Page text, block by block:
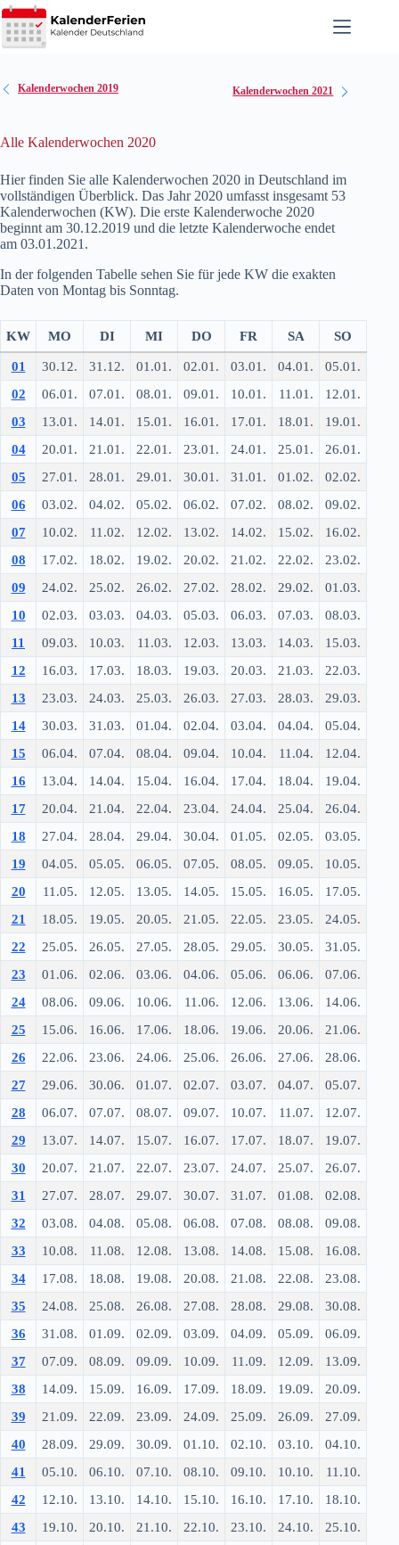
Zum
Inhalt
springen
Kalenderwochen 2019 Kalenderwochen 2021
Alle Kalenderwochen 2020
Hier finden Sie alle Kalenderwochen 2020 in Deutschland im
vollständigen Überblick. Das Jahr 2020 umfasst insgesamt 53
Kalenderwochen (KW). Die erste Kalenderwoche 2020
beginnt am 30.12.2019 und die letzte Kalenderwoche endet
am 03.01.2021.
In der folgenden Tabelle sehen Sie für jede KW die exakten
Daten von Montag bis Sonntag.
KW MO DI MI DO FR SA
SO
01
30.12. 31.12. 01.01. 02.01. 03.01. 04.01.
05.01.
02
06.01. 07.01. 08.01. 09.01. 10.01. 11.01.
12.01.
03
13.01. 14.01. 15.01. 16.01. 17.01. 18.01.
19.01.
04
20.01. 21.01. 22.01. 23.01. 24.01. 25.01.
26.01.
05
27.01. 28.01. 29.01. 30.01. 31.01. 01.02.
02.02.
06
03.02. 04.02. 05.02. 06.02. 07.02. 08.02.
09.02.
07
10.02. 11.02. 12.02. 13.02. 14.02. 15.02.
16.02.
08
17.02. 18.02. 19.02. 20.02. 21.02. 22.02.
23.02.
09
24.02. 25.02. 26.02. 27.02. 28.02. 29.02.
01.03.
10
02.03. 03.03. 04.03. 05.03. 06.03. 07.03.
08.03.
11
09.03. 10.03. 11.03. 12.03. 13.03. 14.03.
15.03.
12
16.03. 17.03. 18.03. 19.03. 20.03. 21.03.
22.03.
13
23.03. 24.03. 25.03. 26.03. 27.03. 28.03.
29.03.
14
30.03. 31.03. 01.04. 02.04. 03.04. 04.04.
05.04.
15
06.04. 07.04. 08.04. 09.04. 10.04. 11.04.
12.04.
16
13.04. 14.04. 15.04. 16.04. 17.04. 18.04.
19.04.
17
20.04. 21.04. 22.04. 23.04. 24.04. 25.04.
26.04.
18
27.04. 28.04. 29.04. 30.04. 01.05. 02.05.
03.05.
19
04.05. 05.05. 06.05. 07.05. 08.05. 09.05.
10.05.
20
11.05. 12.05. 13.05. 14.05. 15.05. 16.05.
17.05.
21
18.05. 19.05. 20.05. 21.05. 22.05. 23.05.
24.05.
22
25.05. 26.05. 27.05. 28.05. 29.05. 30.05.
31.05.
23
01.06. 02.06. 03.06. 04.06. 05.06. 06.06.
07.06.
24
08.06. 09.06. 10.06. 11.06. 12.06. 13.06.
14.06.
25
15.06. 16.06. 17.06. 18.06. 19.06. 20.06.
21.06.
26
22.06. 23.06. 24.06. 25.06. 26.06. 27.06.
28.06.
27
29.06. 30.06. 01.07. 02.07. 03.07. 04.07.
05.07.
28
06.07. 07.07. 08.07. 09.07. 10.07. 11.07.
12.07.
29
13.07. 14.07. 15.07. 16.07. 17.07. 18.07.
19.07.
30
20.07. 21.07. 22.07. 23.07. 24.07. 25.07.
26.07.
31
27.07. 28.07. 29.07. 30.07. 31.07. 01.08.
02.08.
32
03.08. 04.08. 05.08. 06.08. 07.08. 08.08.
09.08.
33
10.08. 11.08. 12.08. 13.08. 14.08. 15.08.
16.08.
34
17.08. 18.08. 19.08. 20.08. 21.08. 22.08.
23.08.
35
24.08. 25.08. 26.08. 27.08. 28.08. 29.08.
30.08.
36
31.08. 01.09. 02.09. 03.09. 04.09. 05.09.
06.09.
37
07.09. 08.09. 09.09. 10.09. 11.09. 12.09.
13.09.
38
14.09. 15.09. 16.09. 17.09. 18.09. 19.09.
20.09.
39
21.09. 22.09. 23.09. 24.09. 25.09. 26.09.
27.09.
40
28.09. 29.09. 30.09. 01.10. 02.10. 03.10.
04.10.
41
05.10. 06.10. 07.10. 08.10. 09.10. 10.10.
11.10.
42
12.10. 13.10. 14.10. 15.10. 16.10. 17.10.
18.10.
43
19.10. 20.10. 21.10. 22.10. 23.10. 24.10.
25.10.